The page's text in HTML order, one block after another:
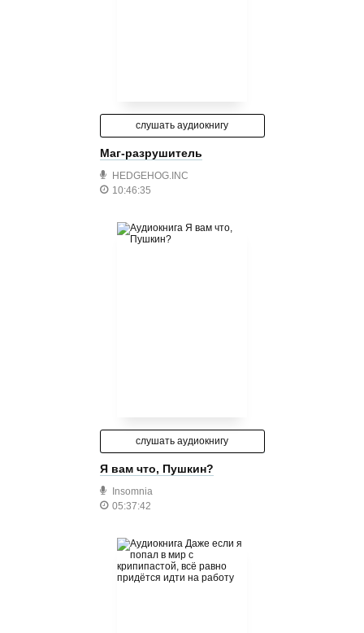
слушать аудиокнигу
Маг-разрушитель
HEDGEHOG.INC
10:46:35
слушать аудиокнигу
Я вам что, Пушкин?
Insomnia
05:37:42